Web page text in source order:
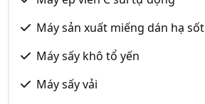
Máy sản xuất miếng dán hạ sốt
Máy sấy khô tổ yến
Máy sấy vải